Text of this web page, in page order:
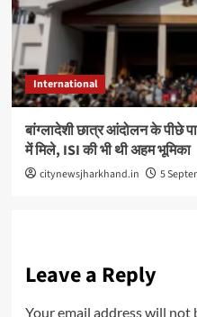
International
बांग्लादेशी छात्र आंदोलन के पीछे
में मिले, ISI की भी थी अहम भूमिका
citynewsjharkhand.in 5
Leave a Reply
Your email address will not